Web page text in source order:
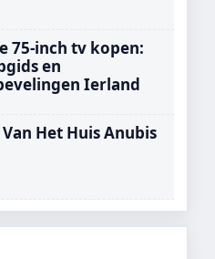
75-inch tv kopen:
en
Ierland
Van Het Huis Anubis